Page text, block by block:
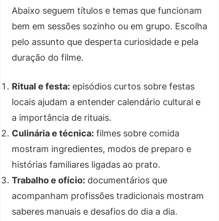
Abaixo seguem títulos e temas que funcionam
bem em sessões sozinho ou em grupo. Escolha
pelo assunto que desperta curiosidade e pela
duração do filme.
Ritual e festa: episódios curtos sobre festas
locais ajudam a entender calendário cultural e
a importância de rituais.
Culinária e técnica: filmes sobre comida
mostram ingredientes, modos de preparo e
histórias familiares ligadas ao prato.
Trabalho e ofício: documentários que
acompanham profissões tradicionais mostram
saberes manuais e desafios do dia a dia.